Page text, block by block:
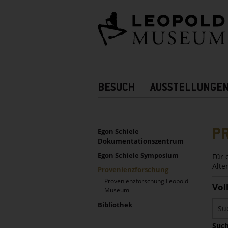
Hauptnavigation
BESUCH AUSSTELLUNGEN
Sidebar
UNTERNAVIGATION
Egon Schiele
Dokumentationszentrum
Egon Schiele Symposium
Provenienzforschung
Provenienzforschung Leopold
Museum
Bibliothek
Für